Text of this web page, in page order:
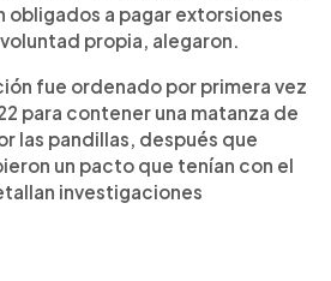
obligados a pagar extorsiones
propia, alegaron.
fue ordenado por primera vez
para contener una matanza de
las pandillas, después que
un pacto que tenían con el
investigaciones